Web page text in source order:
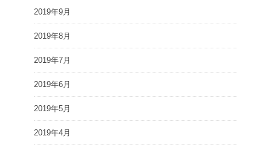
2019年9月
2019年8月
2019年7月
2019年6月
2019年5月
2019年4月